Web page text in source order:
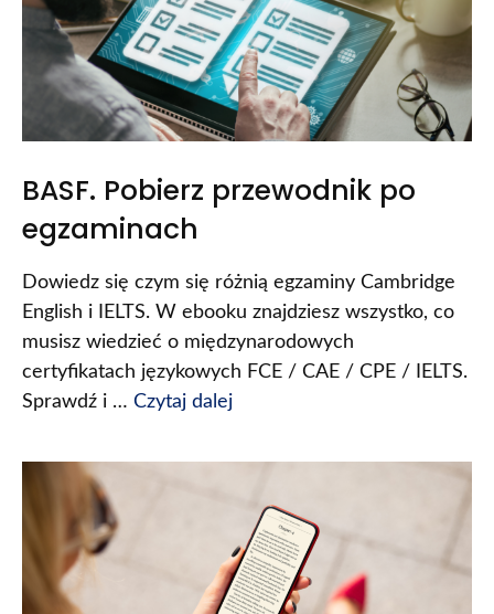
BASF. Pobierz przewodnik po
egzaminach
Dowiedz się czym się różnią egzaminy Cambridge
English i IELTS. W ebooku znajdziesz wszystko, co
musisz wiedzieć o międzynarodowych
certyfikatach językowych FCE / CAE / CPE / IELTS.
Sprawdź i … Czytaj dalej